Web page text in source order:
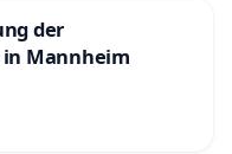
der
Mannheim